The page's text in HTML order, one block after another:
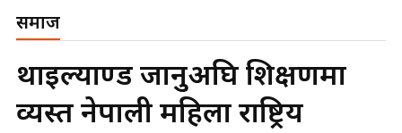
समाज
थाइल्याण्ड जानुअघि प्रशिक्षणमा
व्यस्त नेपाली महिला राष्ट्रिय